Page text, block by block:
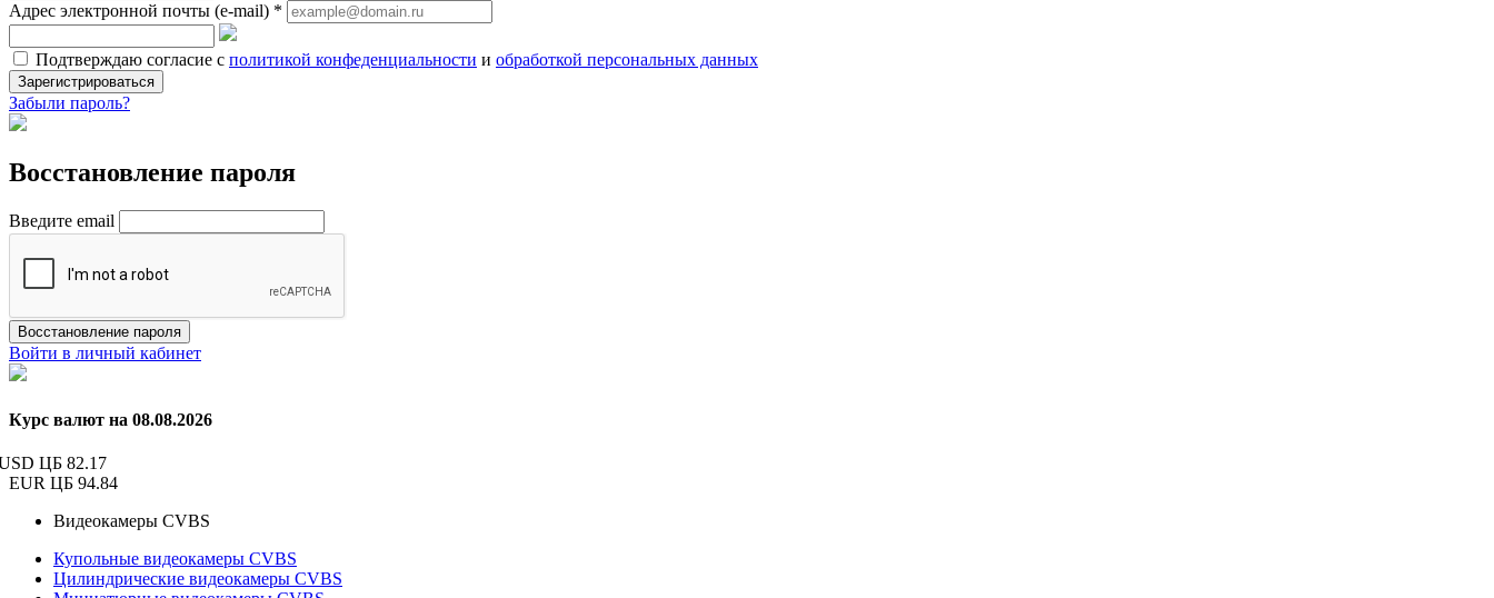
Адрес электронной почты (e-mail) *
Подтверждаю согласие с политикой конфеденциальности и обработкой персональных данных
Зарегистрироваться
Забыли пароль?
Восстановление пароля
Введите email
Восстановление пароля
Войти в личный кабинет
Курс валют на 08.08.2026
ЦБ 82.17
EUR ЦБ 94.84
Видеокамеры CVBS
Купольные видеокамеры CVBS
Цилиндрические видеокамеры CVBS